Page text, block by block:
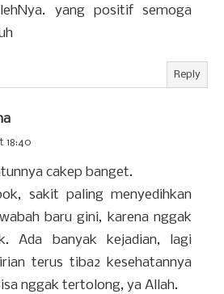
yang positif semoga
Reply
18:40
cakep banget.
sakit paling menyedihkan
baru gini, karena nggak
Ada banyak kejadian, lagi
terus tiba2 kesehatannya
nggak tertolong, ya Allah.